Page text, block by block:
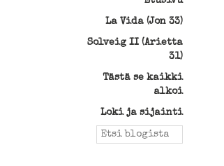
La Vida (Jon 33)
Solveig II (Arietta
31)
Tästä se kaikki
alkoi
Loki ja sijainti
Search
for: